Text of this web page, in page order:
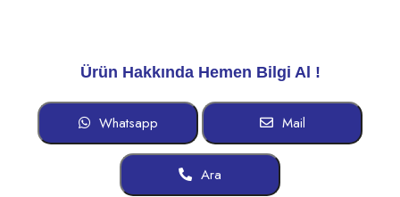
Ürün Hakkında Hemen Bilgi Al !
Whatsapp Mail
Ara